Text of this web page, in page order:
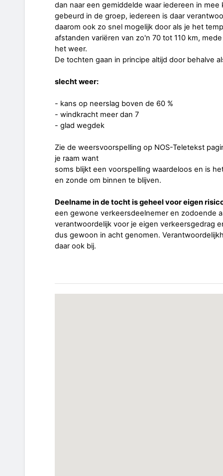
dan naar een gemiddelde waar iedereen in
gebeurd in de groep, iedereen is daar
daarom ook zo snel mogelijk door als je het
afstanden variëren van zo'n 70 tot 110 km,
het weer.
De tochten gaan in principe altijd door behalve
slecht weer:
- kans op neerslag boven de 60 %
- windkracht meer dan 7
- glad wegdek
Zie de weersvoorspelling op NOS-Teletekst
je raam want
soms blijkt een voorspelling waardeloos en is
en zonde om binnen te blijven.
Deelname in de tocht is geheel voor eigen
een gewone verkeersdeelnemer en zodoende
verantwoordelijk voor je eigen verkeersgedrag
dus gewoon in acht genomen.
daar ook bij.